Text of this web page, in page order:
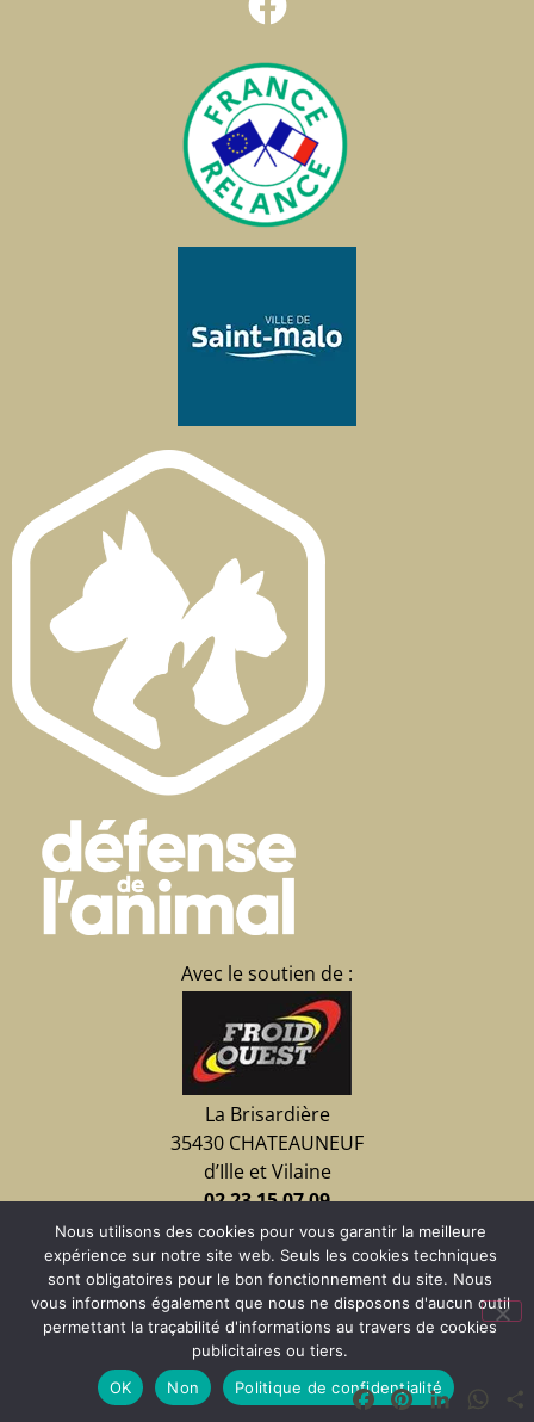
Avec le soutien de :
La Brisardière
35430 CHATEAUNEUF
d’Ille et Vilaine
02 23 15 07 09
Faire un don
Facebook
Pinterest
Nous utilisons des cookies pour vous garantir la meilleure
expérience sur notre site web. Seuls les cookies techniques
sont obligatoires pour le bon fonctionnement du site. Nous
vous informons également que nous ne disposons d'aucun outil
permettant la traçabilité d'informations au travers de cookies
publicitaires ou tiers.
OK
Non Politique de confidentialité